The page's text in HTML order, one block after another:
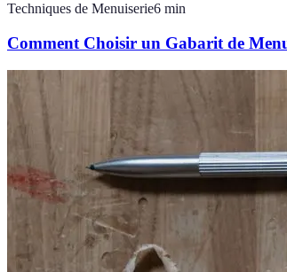
Techniques de Menuiserie6 min
Comment Choisir un Gabarit de